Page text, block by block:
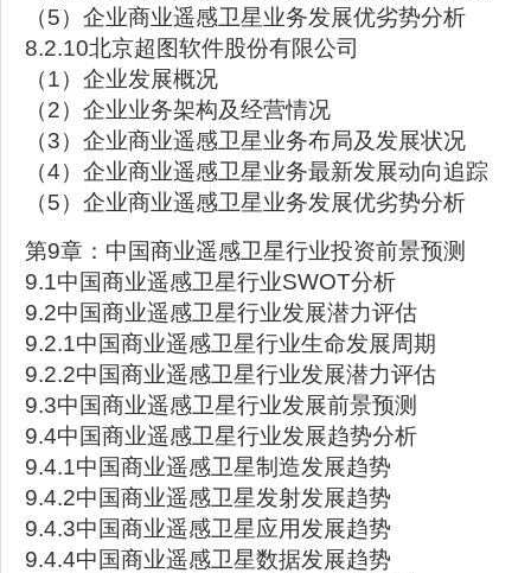
（5）企业商业遥感卫星业务发展优劣势分析
8.2.10北京超图软件股份有限公司
（1）企业发展概况
（2）企业业务架构及经营情况
（3）企业商业遥感卫星业务布局及发展状况
（4）企业商业遥感卫星业务最新发展动向追踪
（5）企业商业遥感卫星业务发展优劣势分析
第9章：中国商业遥感卫星行业投资前景预测
9.1中国商业遥感卫星行业SWOT分析
9.2中国商业遥感卫星行业发展潜力评估
9.2.1中国商业遥感卫星行业生命发展周期
9.2.2中国商业遥感卫星行业发展潜力评估
9.3中国商业遥感卫星行业发展前景预测
9.4中国商业遥感卫星行业发展趋势分析
9.4.1中国商业遥感卫星制造发展趋势
9.4.2中国商业遥感卫星发射发展趋势
9.4.3中国商业遥感卫星应用发展趋势
9.4.4中国商业遥感卫星数据发展趋势